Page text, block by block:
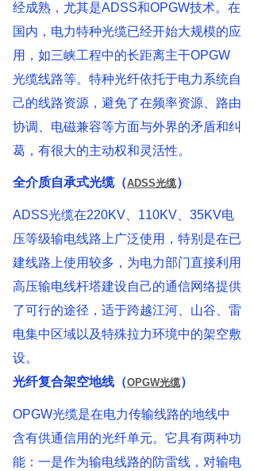
经成熟，尤其是ADSS和OPGW技术。在
国内，电力特种光缆已经开始大规模的应
用，如三峡工程中的长距离主干OPGW
光缆线路等。特种光纤依托于电力系统自
己的线路资源，避免了在频率资源、路由
协调、电磁兼容等方面与外界的矛盾和纠
葛，有很大的主动权和灵活性。
全介质自承式光缆（ADSS光缆）
ADSS光缆在220KV、110KV、35KV电
压等级输电线路上广泛使用，特别是在已
建线路上使用较多，为电力部门直接利用
高压输电线杆塔建设自己的通信网络提供
了可行的途径，适于跨越江河、山谷、雷
电集中区域以及特殊拉力环境中的架空敷
设。
光纤复合架空地线（OPGW光缆）
OPGW光缆是在电力传输线路的地线中
含有供通信用的光纤单元。它具有两种功
能：一是作为输电线路的防雷线，对输电